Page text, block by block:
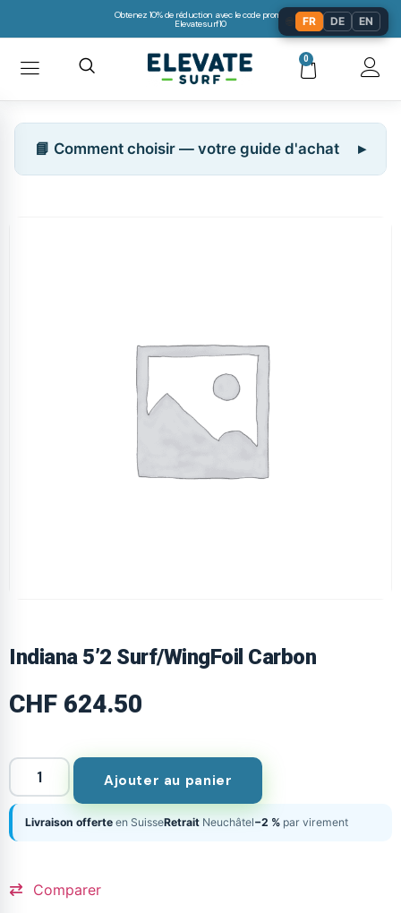
Obtenez 10% de réduction avec le code promo:
Elevatesurf10
0
📘 Comment choisir — votre guide d'achat
Indiana 5’2 Surf/WingFoil Carbon
CHF 624.50
Ajouter au panier
Livraison offerte en SuisseRetrait Neuchâtel−2 % par virement
Comparer
FR DE EN